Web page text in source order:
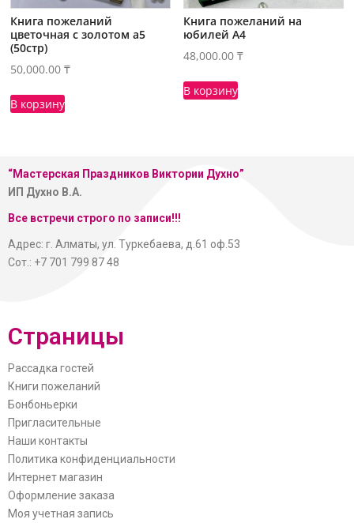
Книга пожеланий
цветочная с золотом а5
(50стр)
50,000.00₸
В корзину
Книга пожеланий на
юбилей А4
48,000.00₸
В корзину
“Мастерская Праздников Виктории Духно”
ИП Духно В.А.
Все встречи строго по записи!!!
Адрес: г. Алматы, ул. Туркебаева, д.61 оф.53
Сот.: +7 701 799 87 48
Страницы
Рассадка гостей
Книги пожеланий
Бонбоньерки
Пригласительные
Наши контакты
Политика конфиденциальности
Интернет магазин
Оформление заказа
Моя учетная запись